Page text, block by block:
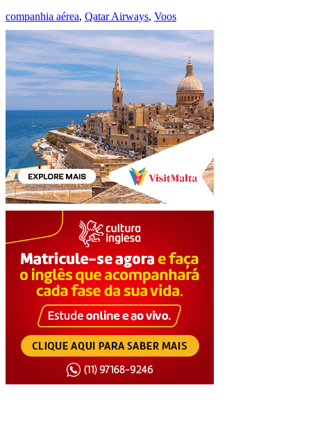
companhia aérea, Qatar Airways, Voos